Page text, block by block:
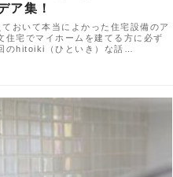
ア集！
おいて本当によかった住宅設備のア
住宅でマイホームを建てる方に必ず
のhitoiki（ひといき）な話…